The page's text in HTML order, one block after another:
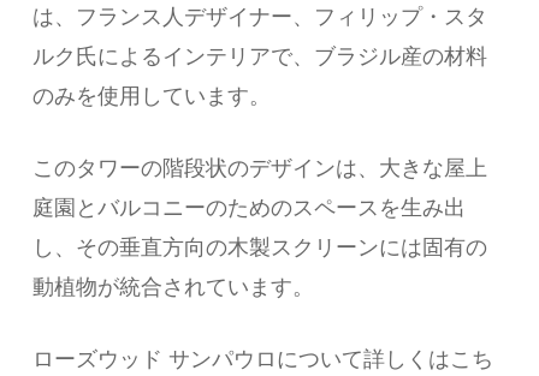
は、フランス人デザイナー、フィリップ・スタ
ルク氏によるインテリアで、ブラジル産の材料
のみを使用しています。
このタワーの階段状のデザインは、大きな屋上
庭園とバルコニーのためのスペースを生み出
し、その垂直方向の木製スクリーンには固有の
動植物が統合されています。
ローズウッド サンパウロについて詳しくはこち